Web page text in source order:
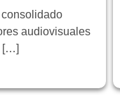
audiovisuales
[…]